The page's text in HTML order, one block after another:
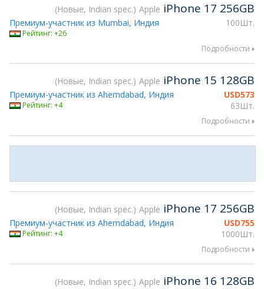
Новые, Indian spec. Apple iPhone 17 256GB
100Шт.
Премиум-участник из Mumbai, Индия
Рейтинг: +26
Подробности
Новые, Indian spec. Apple iPhone 15 128GB
USD573
63Шт.
Премиум-участник из Ahemdabad, Индия
Рейтинг: +4
Подробности
Новые, Indian spec. Apple iPhone 17 256GB
USD755
1000Шт.
Премиум-участник из Ahemdabad, Индия
Рейтинг: +4
Подробности
Новые, Indian spec. Apple iPhone 16 128GB